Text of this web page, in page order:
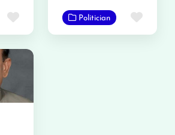
Favorite Politician